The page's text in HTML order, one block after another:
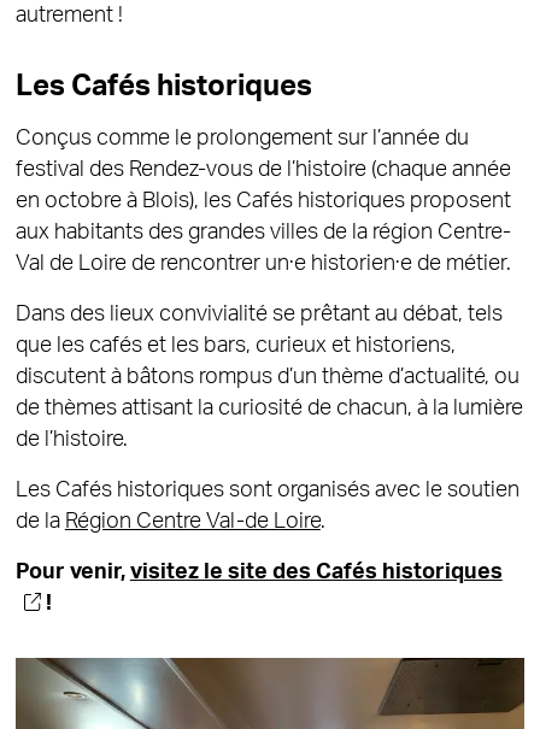
autrement !
Les Cafés historiques
Conçus comme le prolongement sur l’année du
festival des Rendez-vous de l’histoire (chaque année
en octobre à Blois), les Cafés historiques proposent
aux habitants des grandes villes de la région Centre-
Val de Loire de rencontrer un·ehistorien·ede métier.
Dans des lieux convivialité se prêtant au débat, tels
que les cafés et les bars, curieux et historiens,
discutent à bâtons rompus d’un thème d’actualité, ou
de thèmes attisant la curiosité de chacun, à la lumière
de l’histoire.
Les Cafés historiques sont organisés avec le soutien
de la Région Centre Val-de Loire.
Pour venir, visitez le site des Cafés historiques
!